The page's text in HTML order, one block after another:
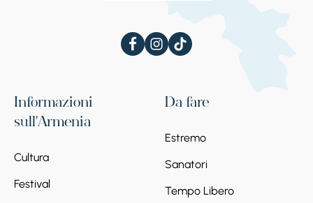
Informazioni
sull'Armenia
Cultura
Festival
Da fare
Estremo
Sanatori
Tempo Libero